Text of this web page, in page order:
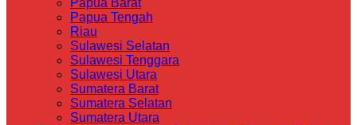
Papua Barat
Papua Tengah
Riau
Sulawesi Selatan
Sulawesi Tenggara
Sulawesi Utara
Sumatera Barat
Sumatera Selatan
Sumatera Utara